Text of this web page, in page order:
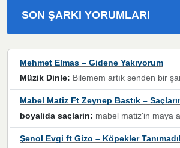
SON ŞARKI YORUMLARI
Mehmet Elmas – Gidene Yakıyorum
Müzik Dinle: Bilemem artık senden bir şans daha / Düştüğün zaman ben olmayacağım yanında” dizeleri, artık geçmişin
Mabel Matiz Ft Zeynep Bastık –
boyalida saçlarin: mabel matiz'in maya albümünde yer alan güzellerden. parça da şarkı hani! müzikal
Şenol Evgi ft Gizo – Köpekler